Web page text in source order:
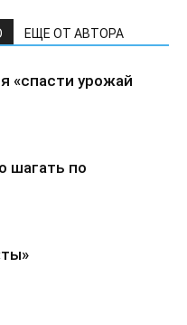
ЕЩЕ ОТ АВТОРА
«спасти урожай
шагать по